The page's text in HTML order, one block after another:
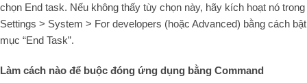
chọn End task. Nếu không thấy tùy chọn này, hãy kích hoạt nó trong
Settings > System > For developers (hoặc Advanced) bằng cách bật
mục “End Task”.
Làm cách nào để buộc đóng ứng dụng bằng Command